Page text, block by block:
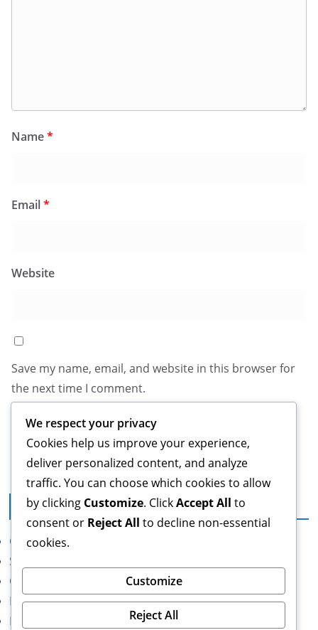
Name*
Email*
Website
Save my name, email, and website in this browser for
the next time I comment.
Yasal Bilgiler
Çerezler ve Takip
Şartlar ve Koşullar
Gizlilik Politikası
Bize Ulaşın
Hakkında
We respect your privacy
Cookies help us improve your experience,
deliver personalized content, and analyze
traffic. You can choose which cookies to allow
by clicking Customize. ClickAccept All to
consent or Reject All to decline non-essential
cookies.
Customize
Reject All